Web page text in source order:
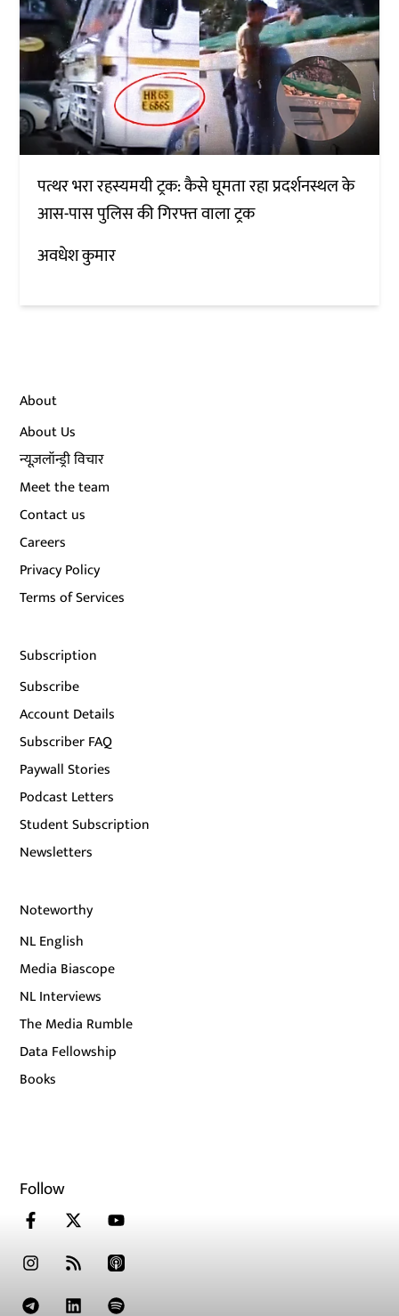
पत्थर भरा रहस्यमयी ट्रक: कैसे घूमता रहा प्रदर्शनस्थल के
आस-पास पुलिस की गिरफ्त वाला ट्रक
अवधेश कुमार
About
About Us
न्यूज़लॉन्ड्री विचार
Meet the team
Contact us
Careers
Privacy Policy
Terms of Services
Subscription
Subscribe
Account Details
Subscriber FAQ
Paywall Stories
Podcast Letters
Student Subscription
Newsletters
Noteworthy
NL English
Media Biascope
NL Interviews
The Media Rumble
Data Fellowship
Books
Follow